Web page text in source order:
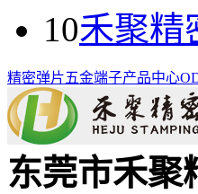
10禾聚精
精密弹片五金端子产品中心
东莞市禾聚